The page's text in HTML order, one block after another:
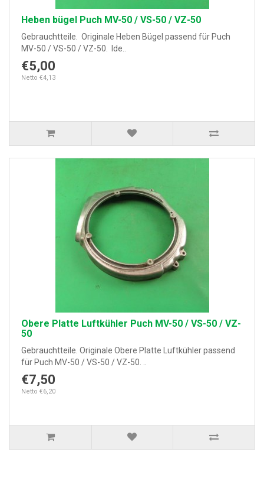
Heben bügel Puch MV-50 / VS-50 / VZ-50
Gebrauchtteile. Originale Heben Bügel passend für Puch
MV-50 / VS-50 / VZ-50. Ide..
€5,00
Netto €4,13
Obere Platte Luftkühler Puch MV-50 / VS-50 / VZ-
50
Gebrauchtteile. Originale Obere Platte Luftkühler passend
für Puch MV-50 / VS-50 / VZ-50. ..
€7,50
Netto €6,20